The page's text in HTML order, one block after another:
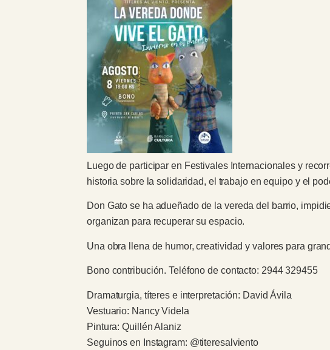
Luego de participar en Festivales Internacionales y
historia sobre la solidaridad, el trabajo en equipo y el
Don Gato se ha adueñado de la vereda del barrio,
organizan para recuperar su espacio.
Una obra llena de humor, creatividad y valores para
Bono contribución. Teléfono de contacto: 2944 329455
Dramaturgia, títeres e interpretación: David Ávila
Vestuario: Nancy Videla
Pintura: Quillén Alaniz
Seguinos en Instagram: @titeresalviento